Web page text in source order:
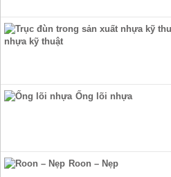
nhựa kỹ thuật
Ống lõi nhựa
Roon – Nẹp